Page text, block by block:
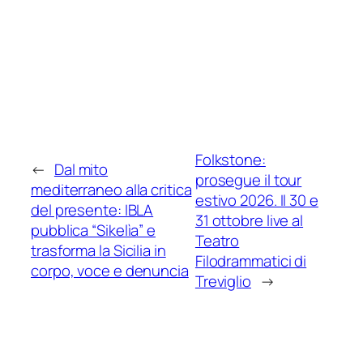
← Dal mito
mediterraneo alla critica
del presente: IBLA
pubblica “Sikelìa” e
trasforma la Sicilia in
corpo, voce e denuncia
Folkstone:
prosegue il tour
estivo 2026. Il 30 e
31 ottobre live al
Teatro
Filodrammatici di
Treviglio →